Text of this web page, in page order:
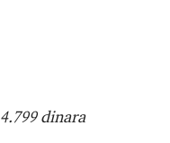
dinara